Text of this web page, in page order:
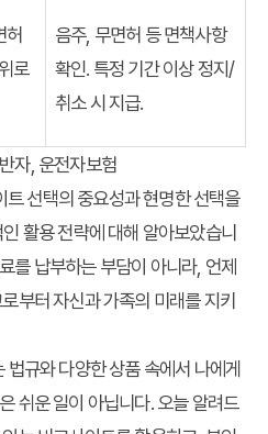
허
로
음주, 무면허 등 면책사항
확인. 특정 기간 이상 정지/
취소 시 지급.
자, 운전자보험
선택의 중요성과 현명한 선택을
활용 전략에 대해 알아보았습니
를 납부하는 부담이 아니라, 언제
부터 자신과 가족의 미래를 지키
규와 다양한 상품 속에서 나에게
쉬운 일이 아닙니다. 오늘 알려드